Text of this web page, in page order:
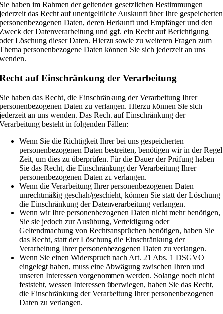
Sie haben im Rahmen der geltenden gesetzlichen Bestimmungen
jederzeit das Recht auf unentgeltliche Auskunft über Ihre gespeicherten
personenbezogenen Daten, deren Herkunft und Empfänger und den
Zweck der Datenverarbeitung und ggf. ein Recht auf Berichtigung
oder Löschung dieser Daten. Hierzu sowie zu weiteren Fragen zum
Thema personenbezogene Daten können Sie sich jederzeit an uns
wenden.
Recht auf Einschränkung der Verarbeitung
Sie haben das Recht, die Einschränkung der Verarbeitung Ihrer
personenbezogenen Daten zu verlangen. Hierzu können Sie sich
jederzeit an uns wenden. Das Recht auf Einschränkung der
Verarbeitung besteht in folgenden Fällen:
Wenn Sie die Richtigkeit Ihrer bei uns gespeicherten
personenbezogenen Daten bestreiten, benötigen wir in der Regel
Zeit, um dies zu überprüfen. Für die Dauer der Prüfung haben
Sie das Recht, die Einschränkung der Verarbeitung Ihrer
personenbezogenen Daten zu verlangen.
Wenn die Verarbeitung Ihrer personenbezogenen Daten
unrechtmäßig geschah/geschieht, können Sie statt der Löschung
die Einschränkung der Datenverarbeitung verlangen.
Wenn wir Ihre personenbezogenen Daten nicht mehr benötigen,
Sie sie jedoch zur Ausübung, Verteidigung oder
Geltendmachung von Rechtsansprüchen benötigen, haben Sie
das Recht, statt der Löschung die Einschränkung der
Verarbeitung Ihrer personenbezogenen Daten zu verlangen.
Wenn Sie einen Widerspruch nach Art. 21 Abs. 1 DSGVO
eingelegt haben, muss eine Abwägung zwischen Ihren und
unseren Interessen vorgenommen werden. Solange noch nicht
feststeht, wessen Interessen überwiegen, haben Sie das Recht,
die Einschränkung der Verarbeitung Ihrer personenbezogenen
Daten zu verlangen.